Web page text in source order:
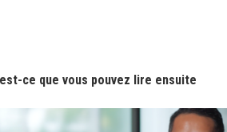
ce que vous pouvez lire ensuite